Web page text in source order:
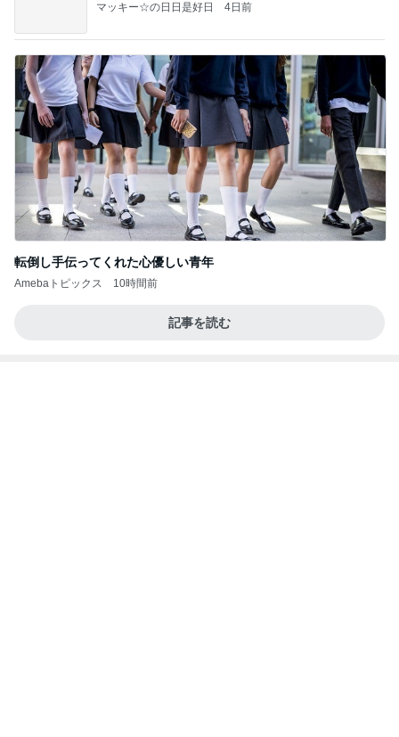
マッキー☆の日日是好日 4日前
転倒し手伝ってくれた心優しい青年
Amebaトピックス 10時間前
記事を読む